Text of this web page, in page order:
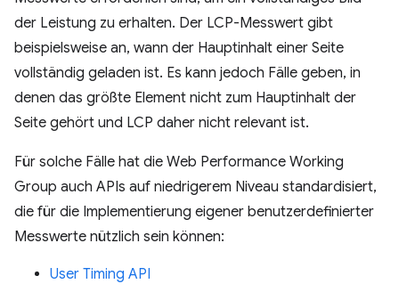
der Leistung zu erhalten. Der LCP-Messwert gibt
beispielsweise an, wann der Hauptinhalt einer Seite
vollständig geladen ist. Es kann jedoch Fälle geben, in
denen das größte Element nicht zum Hauptinhalt der
Seite gehört und LCP daher nicht relevant ist.
Für solche Fälle hat die Web Performance Working
Group auch APIs auf niedrigerem Niveau standardisiert,
die für die Implementierung eigener benutzerdefinierter
Messwerte nützlich sein können:
User Timing API